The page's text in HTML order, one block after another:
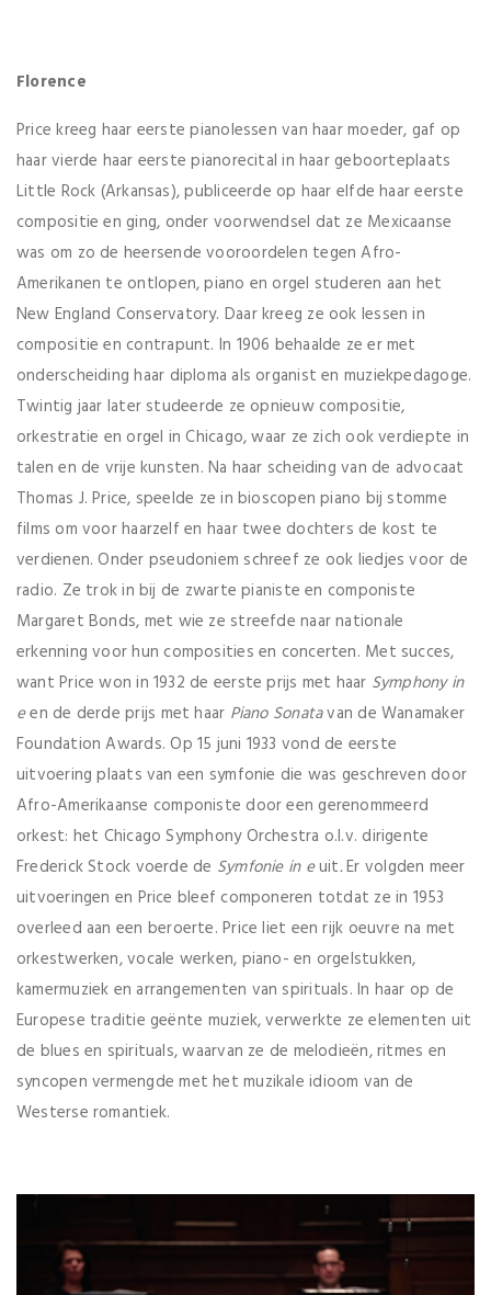
Florence
Price kreeg haar eerste pianolessen van haar moeder, gaf op
haar vierde haar eerste pianorecital in haar geboorteplaats
Little Rock (Arkansas), publiceerde op haar elfde haar eerste
compositie en ging, onder voorwendsel dat ze Mexicaanse
was om zo de heersende vooroordelen tegen Afro-
Amerikanen te ontlopen, piano en orgel studeren aan het
New England Conservatory. Daar kreeg ze ook lessen in
compositie en contrapunt. In 1906 behaalde ze er met
onderscheiding haar diploma als organist en muziekpedagoge.
Twintig jaar later studeerde ze opnieuw compositie,
orkestratie en orgel in Chicago, waar ze zich ook verdiepte in
talen en de vrije kunsten. Na haar scheiding van de advocaat
Thomas J. Price, speelde ze in bioscopen piano bij stomme
films om voor haarzelf en haar twee dochters de kost te
verdienen. Onder pseudoniem schreef ze ook liedjes voor de
radio. Ze trok in bij de zwarte pianiste en componiste
Margaret Bonds, met wie ze streefde naar nationale
erkenning voor hun composities en concerten. Met succes,
want Price won in 1932 de eerste prijs met haar Symphony in
een de derde prijs met haar Piano Sonatavan de Wanamaker
Foundation Awards. Op 15 juni 1933 vond de eerste
uitvoering plaats van een symfonie die was geschreven door
Afro-Amerikaanse componiste door een gerenommeerd
orkest: het Chicago Symphony Orchestra o.l.v. dirigente
Frederick Stock voerde de Symfonie in euit.Er volgden meer
uitvoeringen en Price bleef componeren totdat ze in 1953
overleed aan een beroerte. Price liet een rijk oeuvre na met
orkestwerken, vocale werken, piano- en orgelstukken,
kamermuziek en arrangementen van spirituals. In haar op de
Europese traditie geënte muziek, verwerkte ze elementen uit
de blues en spirituals, waarvan ze de melodieën, ritmes en
syncopen vermengde met het muzikale idioom van de
Westerse romantiek.